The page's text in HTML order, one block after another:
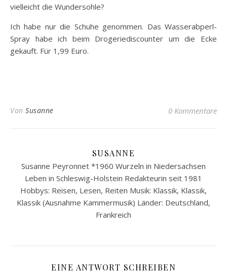
vielleicht die Wundersohle?
Ich habe nur die Schuhe genommen. Das Wasserabperl-
Spray habe ich beim Drogeriediscounter um die Ecke
gekauft. Für 1,99 Euro.
Von Susanne 0 Kommentare
SUSANNE
Susanne Peyronnet *1960 Wurzeln in Niedersachsen
Leben in Schleswig-Holstein Redakteurin seit 1981
Hobbys: Reisen, Lesen, Reiten Musik: Klassik, Klassik,
Klassik (Ausnahme Kammermusik) Länder: Deutschland,
Frankreich
EINE ANTWORT SCHREIBEN